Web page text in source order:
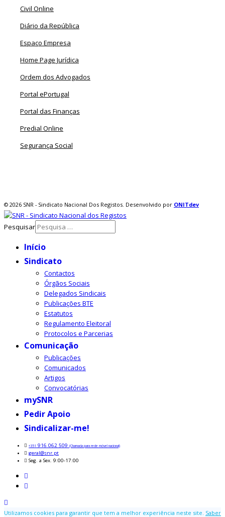
Civil Online
Diário da República
Espaço Empresa
Home Page Jurídica
Ordem dos Advogados
Portal ePortugal
Portal das Finanças
Predial Online
Segurança Social
© 2026 SNR - Sindicato Nacional Dos Registos. Desenvolvido por ONITdev
Pesquisar
Início
Sindicato
Contactos
Órgãos Sociais
Delegados Sindicais
Publicações BTE
Estatutos
Regulamento Eleitoral
Protocolos e Parcerias
Comunicação
Publicações
Comunicados
Artigos
Convocatórias
mySNR
Pedir Apoio
Sindicalizar-me!
+351 916 062 509 (Chamada para rede móvel nacional)
geral@snr.pt
Seg. a Sex. 9:00-17:00
Utilizamos cookies para garantir que tem a melhor experiência neste site. Saber